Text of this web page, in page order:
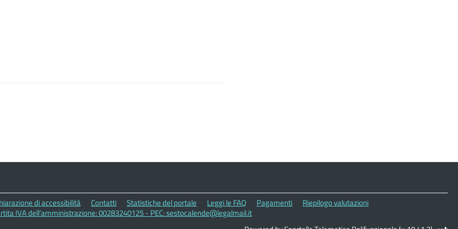
di accessibilità Contatti Statistiche del portale Leggi le FAQ Pagamenti
Riepilogo valutazioni
IVA dell'amministrazione: 00283240125 - PEC: sestocalende@legalmail.it